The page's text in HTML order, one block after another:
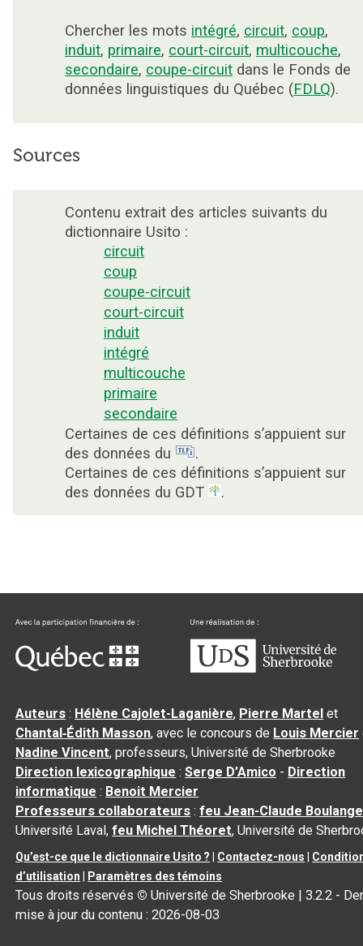
Chercher les mots intégré, circuit, coup,
induit, primaire, court-circuit, multicouche,
secondaire, coupe-circuit dans le Fonds de
données linguistiques du Québec (FDLQ).
Sources
Contenu extrait des articles suivants du
dictionnaire Usito :
circuit
coup
coupe-circuit
court-circuit
induit
intégré
multicouche
primaire
secondaire
Certaines de ces définitions s’appuient sur
des données du
.
Certaines de ces définitions s’appuient sur
des données du GDT
.
Auteurs : Hélène Cajolet-Laganière, Pierre Martel et
Chantal‑Édith Masson, avec le concours de Louis Mercier
Nadine Vincent, professeurs, Université de Sherbrooke
Direction lexicographique :Serge D’Amico - Direction
informatique : Benoit Mercier
Professeurs collaborateurs :feu Jean-Claude
Université Laval,feu Michel Théoret, Université de
Qu’est-ce que le dictionnaire Usito ? Contactez-nous
d’utilisation
Paramètres des témoins
Tous droits réservés © Université de Sherbrooke |3.2.2 -
mise à jour du contenu :2026-08-03